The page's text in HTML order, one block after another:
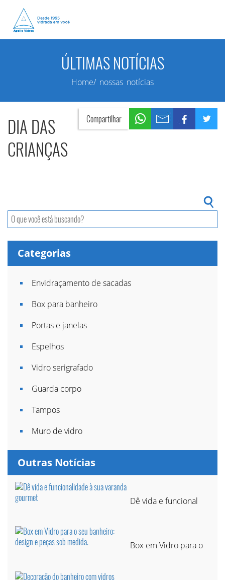
ÚLTIMAS NOTÍCIAS
Home/ nossas notícias
Compartilhar
DIA DAS
CRIANÇAS
Categorias
Envidraçamento de sacadas
Box para banheiro
Portas e janelas
Espelhos
Vidro serigrafado
Guarda corpo
Tampos
Muro de vidro
Outras Notícias
Dê vida e funcional
Box em Vidro para o